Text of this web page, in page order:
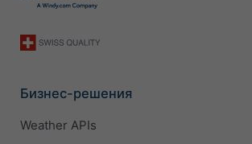
Бизнес-решения
Weather APIs